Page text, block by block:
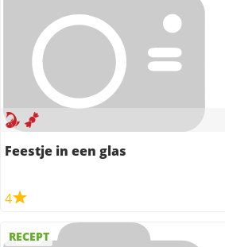
Feestje in een glas
4
RECEPT